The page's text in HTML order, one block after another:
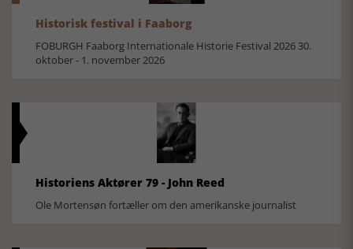
Historisk festival i Faaborg
FOBURGH Faaborg Internationale Historie Festival 2026 30.
oktober - 1. november 2026
Historiens Aktører 79 - John Reed
Ole Mortensøn fortæller om den amerikanske journalist